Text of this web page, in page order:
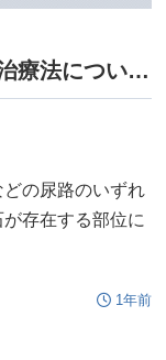
犬の尿石症について ～症状や治療法について説明します～
の尿路のいずれ
存在する部位に
1年前